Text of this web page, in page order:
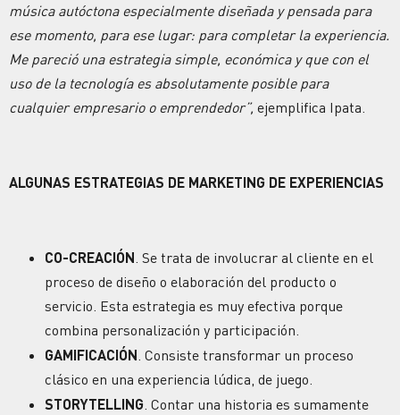
música autóctona especialmente diseñada y pensada para
ese momento, para ese lugar: para completar la experiencia.
Me pareció una estrategia simple, económica y que con el
uso de la tecnología es absolutamente posible para
cualquier empresario o emprendedor”, ejemplifica Ipata.
ALGUNAS ESTRATEGIAS DE MARKETING DE EXPERIENCIAS
CO-CREACIÓN . Se trata de involucrar al cliente en el
proceso de diseño o elaboración del producto o
servicio. Esta estrategia es muy efectiva porque
combina personalización y participación.
GAMIFICACIÓN . Consiste transformar un proceso
clásico en una experiencia lúdica, de juego.
STORYTELLING . Contar una historia es sumamente